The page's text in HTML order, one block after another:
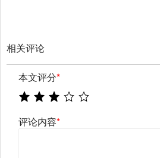
相关评论
本文评分*
评论内容*